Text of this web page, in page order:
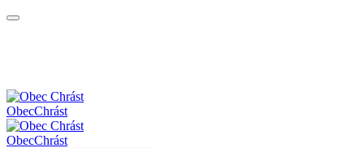
ObecChrást
ObecChrást